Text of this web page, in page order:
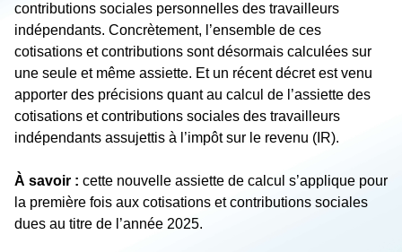
contributions sociales personnelles des travailleurs
indépendants. Concrètement, l’ensemble de ces
cotisations et contributions sont désormais calculées sur
une seule et même assiette. Et un récent décret est venu
apporter des précisions quant au calcul de l’assiette des
cotisations et contributions sociales des travailleurs
indépendants assujettis à l’impôt sur le revenu (IR).
À savoir : cette nouvelle assiette de calcul s’applique pour
la première fois aux cotisations et contributions sociales
dues au titre de l’année 2025.